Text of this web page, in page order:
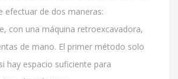
efectuar de dos maneras:
con una máquina retroexcavadora,
de mano. El primer método solo
hay espacio suficiente para